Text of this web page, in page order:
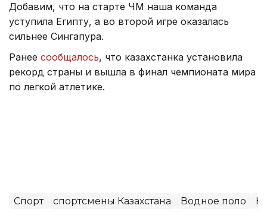
Добавим, что на старте ЧМ наша команда
уступила Египту, а во второй игре оказалась
сильнее Сингапура.
Ранее сообщалось, что казахстанка установила
рекорд страны и вышла в финал чемпионата мира
по легкой атлетике.
Спорт спортсмены Казахстана Водное поло